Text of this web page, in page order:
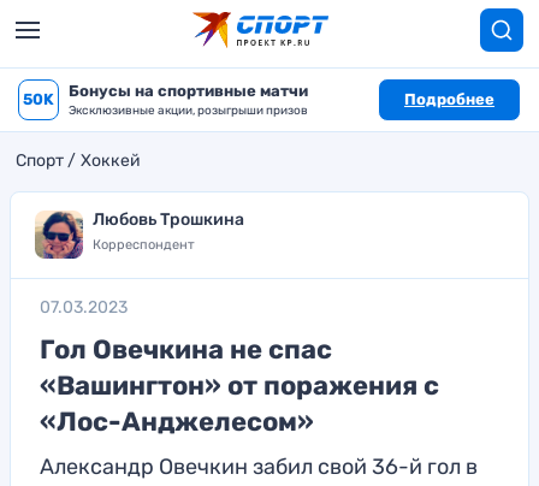
50K Бонусы на спортивные матчи
Эксклюзивные акции, розыгрыши призов
Подробнее
Спорт Хоккей
Любовь Трошкина
Корреспондент
07.03.2023
Гол Овечкина не спас
«Вашингтон» от поражения с
«Лос-Анджелесом»
Александр Овечкин забил свой 36-й гол в